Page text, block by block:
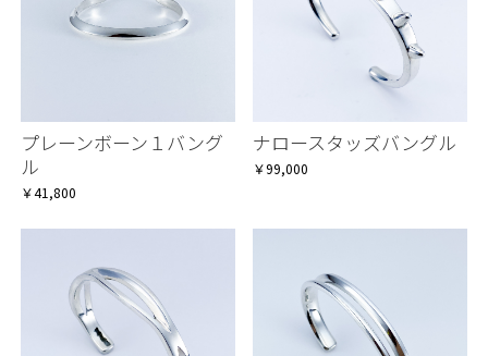
プレーンボーン１バング
ル
￥41,800
ナロースタッズバングル
￥99,000
お買い物を続ける カートへ進む
お買い物を続ける カートへ進む